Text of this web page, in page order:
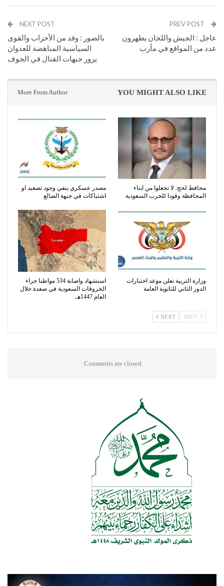
عاجل : الجيش واللجان يطهرون
عدد من المواقع في مأرب
NEXT POST
بالصور : وفد من الأحزاب والقوى
السياسية المناهضة للعدوان
يزور جبهات القتال في الجوف
YOU MIGHT ALSO LIKE
More From Author
محافظ لحج: لا تجعلوا من ابناء
المحافظة وقودا للحرب السعودية
مصدر عسكري ينفي وجود تصعيد او
اشتباكات في جبهة الضالع
وزارة التربية تعلن موعد اختبارات
الدور الثاني للثانوية العامة
استشهاد واصابة 534 مواطنا جراء
الخروقات السعودية في صعدة خلال
العام 1447هـ
NEXT
Comments are closed.